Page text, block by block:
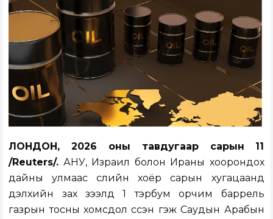
ЛОНДОН, 2026 оны тавдугаар сарын 11
/Reuters/. АНУ, Израил болон Ираны хоорондох
дайны улмаас сүүлийн хоёр сарын хугацаанд
дэлхийн зах зээлд 1 тэрбум орчим баррель
газрын тосны хомсдол үүссэн гэж Саудын Арабын